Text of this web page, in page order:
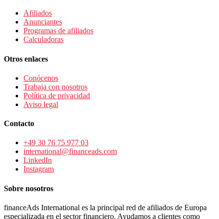
Afiliados
Anunciantes
Programas de afiliados
Calculadoras
Otros enlaces
Conócenos
Trabaja con nosotros
Política de privacidad
Aviso legal
Contacto
+49 30 76 75 977 03
international@financeads.com
LinkedIn
Instagram
Sobre nosotros
financeAds International es la principal red de afiliados de Europa
especializada en el sector financiero. Ayudamos a clientes como